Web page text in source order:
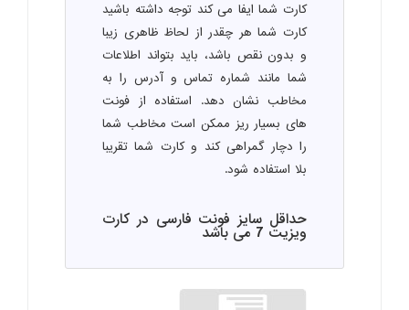
کارت شما ایفا می کند توجه داشته باشید
کارت شما هر چقدر از لحاظ ظاهری زیبا
و بدون نقص باشد، باید بتواند اطلاعات
شما مانند شماره تماس و آدرس را به
مخاطب نشان دهد. استفاده از فونت
های بسیار ریز ممکن است مخاطب شما
را دچار گمراهی کند و کارت شما تقریبا
بلا استفاده شود.
حداقل سایز فونت فارسی در کارت
ویزیت 7 می باشد